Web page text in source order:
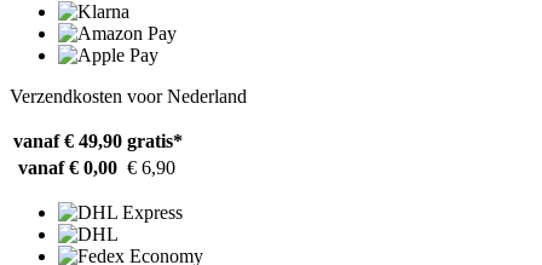
Verzendkosten voor Nederland
vanaf € 49,90 gratis*
vanaf € 0,00 € 6,90